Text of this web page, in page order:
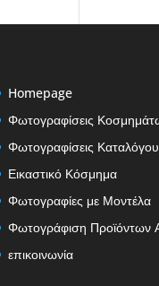
Homepage
Φωτογραφίσεις
Φωτογραφίσεις
Εικαστικό Κόσμημα
Φωτογραφίες με Μοντέλα
Φωτογράφιση Προϊόντων
επικοινωνία